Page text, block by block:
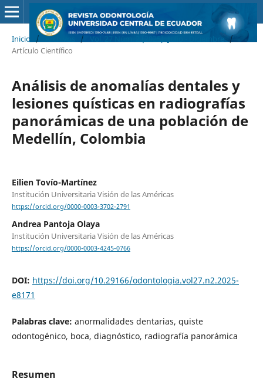
Inicio / Archivos / Vol. 27 Núm. 2 (2025): Julio - Diciembre /
Artículo Científico
Análisis de anomalías dentales y
lesiones quísticas en radiografías
panorámicas de una población de
Medellín, Colombia
Eilien Tovío-Martínez
Institución Universitaria Visión de las Américas
https://orcid.org/0000-0003-3702-2791
Andrea Pantoja Olaya
Institución Universitaria Visión de las Américas
https://orcid.org/0000-0003-4245-0766
DOI: https://doi.org/10.29166/odontologia.vol27.n2.2025-
e8171
Palabras clave: anormalidades dentarias, quiste
odontogénico, boca, diagnóstico, radiografía panorámica
Resumen